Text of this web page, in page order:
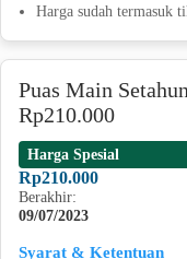
Harga sudah termasuk
Puas Main
Rp210.000
Harga Spesial
Rp210.000
Berakhir:
09/07/2023
Syarat & Ketentuan